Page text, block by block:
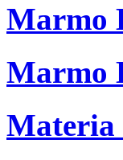
Marmo
Marmo
Materia